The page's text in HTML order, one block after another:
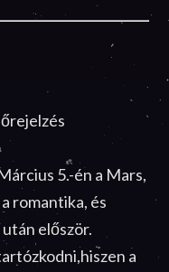
5.-én a Mars,
romantika, és
először.
a